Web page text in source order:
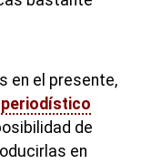
en el presente,
periodístico
de
en